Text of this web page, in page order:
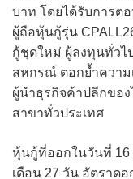
บาท โดยได้รับการต
ผู้ถือหุ้นกู้รุ่น
กู้ชุดใหม่ ผู้ลงทุนทั่วไ
สหกรณ์ ตอกย้ำควา
ผู้นำธุรกิจค้าปลีกขอ
สาขาทั่วประเทศ
หุ้นกู้ที่ออกในวันที่ 16
เดือน 27 วัน อัตราด